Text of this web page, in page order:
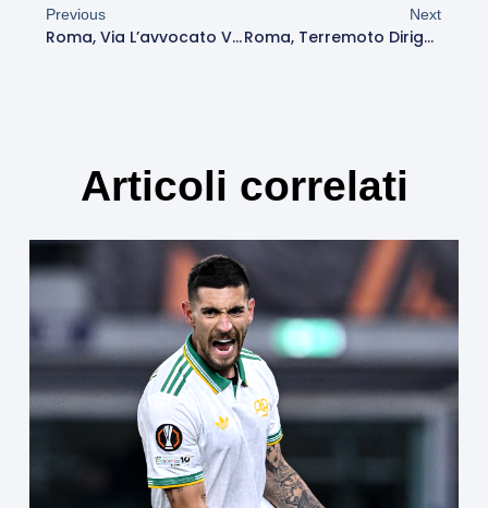
Previous
Roma, Via L’avvocato Vitali E Possibile Divorzio Da Ghisolfi. Ipotesi Ritorno Di Massara
Next
Roma, Terremoto Dirigenziale: Addio A Ghisolfi E Vitali. Può Lasciare Anche Ricchio
Articoli correlati